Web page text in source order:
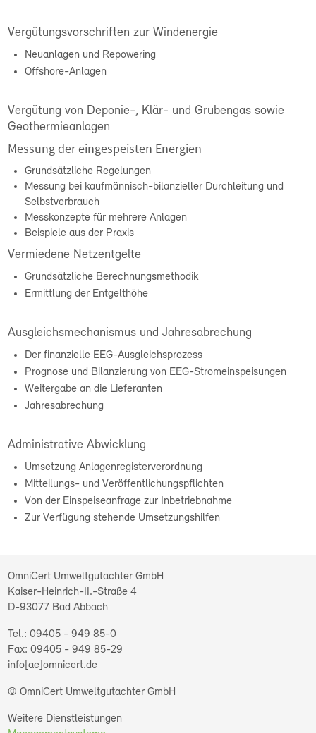
Vergütungsvorschriften zur Windenergie
Neuanlagen und Repowering
Offshore-Anlagen
Vergütung von Deponie-, Klär- und Grubengas sowie
Geothermieanlagen
Messung der eingespeisten Energien
Grundsätzliche Regelungen
Messung bei kaufmännisch-bilanzieller Durchleitung und
Selbstverbrauch
Messkonzepte für mehrere Anlagen
Beispiele aus der Praxis
Vermiedene Netzentgelte
Grundsätzliche Berechnungsmethodik
Ermittlung der Entgelthöhe
Ausgleichsmechanismus und Jahresabrechung
Der finanzielle EEG-Ausgleichsprozess
Prognose und Bilanzierung von EEG-Stromeinspeisungen
Weitergabe an die Lieferanten
Jahresabrechung
Administrative Abwicklung
Umsetzung Anlagenregisterverordnung
Mitteilungs- und Veröffentlichungspflichten
Von der Einspeiseanfrage zur Inbetriebnahme
Zur Verfügung stehende Umsetzungshilfen
OmniCert Umweltgutachter GmbH
Kaiser-Heinrich-II.-Straße 4
D-93077 Bad Abbach
09405 - 949 85-0
09405 - 949 85-29
info[ae]omnicert.de
© OmniCert Umweltgutachter GmbH
Weitere Dienstleistungen